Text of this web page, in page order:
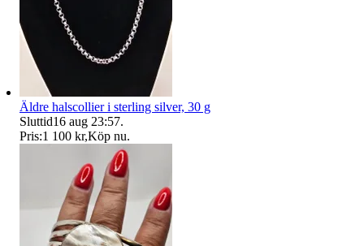
Äldre halscollier i sterling silver, 30 g
Sluttid16 aug 23:57.
Pris:1 100 kr,Köp nu.